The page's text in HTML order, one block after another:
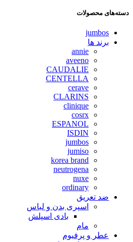
دسته‌های محصولات
jumbos
برند ها
annie
aveeno
CAUDALIE
CENTELLA
cerave
CLARINS
clinique
cosrx
ESPANOL
ISDIN
jumbos
jumiso
korea brand
neutrogena
nuxe
ordinary
ضد تعریق
اسپری بدن و لباس
بادی اسپلش
مام
عطر و پرفیوم